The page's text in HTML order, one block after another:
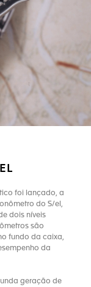
foi lançado, a
do S/el,
dois níveis
são
fundo da caixa,
da
geração de